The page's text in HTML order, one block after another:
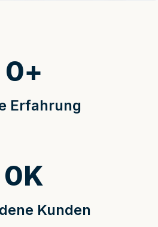
Erfahrung
0+
Kunden
0K